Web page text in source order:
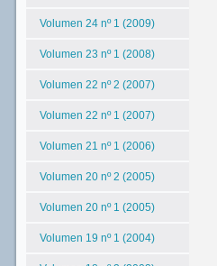
Volumen 24 nº 1 (2009)
Volumen 23 nº 1 (2008)
Volumen 22 nº 2 (2007)
Volumen 22 nº 1 (2007)
Volumen 21 nº 1 (2006)
Volumen 20 nº 2 (2005)
Volumen 20 nº 1 (2005)
Volumen 19 nº 1 (2004)